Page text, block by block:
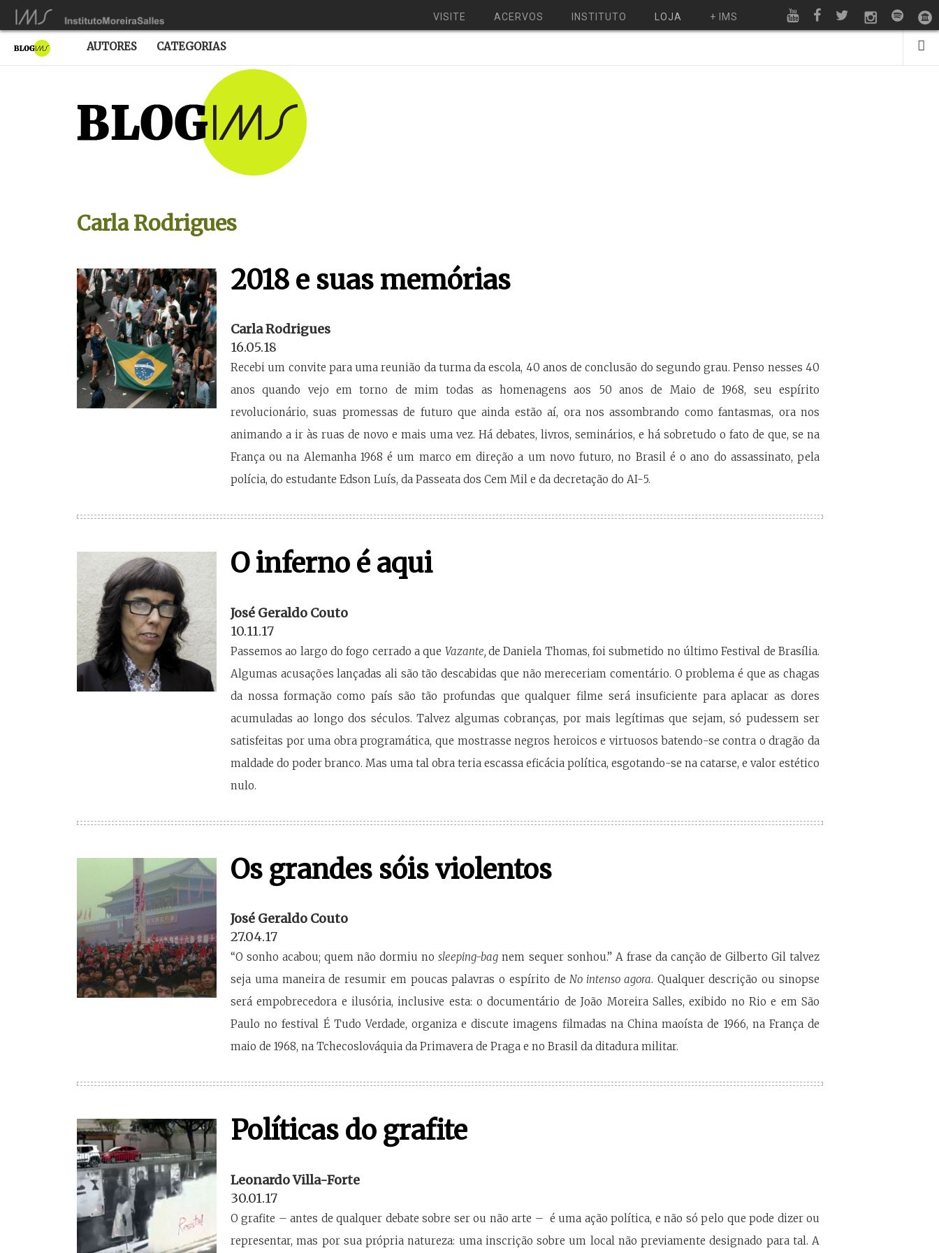
VISITE ACERVOS INSTITUTO LOJA + IMS
AUTORES CATEGORIAS
Carla Rodrigues
2018 e suas memórias
Carla Rodrigues
16.05.18
Recebi um convite para uma reunião da turma da escola, 40 anos de conclusão do segundo grau. Penso nesses 40
anos quando vejo em torno de mim todas as homenagens aos 50 anos de Maio de 1968, seu espírito
revolucionário, suas promessas de futuro que ainda estão aí, ora nos assombrando como fantasmas, ora nos
animando a ir às ruas de novo e mais uma vez. Há debates, livros, seminários, e há sobretudo o fato de que, se na
França ou na Alemanha 1968 é um marco em direção a um novo futuro, no Brasil é o ano do assassinato, pela
polícia, do estudante Edson Luís, da Passeata dos Cem Mil e da decretação do AI-5.
O inferno é aqui
José Geraldo Couto
10.11.17
Passemos ao largo do fogo cerrado a que Vazante,de Daniela Thomas, foi submetido no último Festival de Brasília.
Algumas acusações lançadas ali são tão descabidas que não mereceriam comentário. O problema é que as chagas
da nossa formação como país são tão profundas que qualquer filme será insuficiente para aplacar as dores
acumuladas ao longo dos séculos. Talvez algumas cobranças, por mais legítimas que sejam, só pudessem ser
satisfeitas por uma obra programática, que mostrasse negros heroicos e virtuosos batendo-se contra o dragão da
maldade do poder branco. Mas uma tal obra teria escassa eficácia política, esgotando-se na catarse, e valor estético
nulo.
Os grandes sóis violentos
José Geraldo Couto
27.04.17
“O sonho acabou; quem não dormiu nosleeping-bag nem sequer sonhou.” A frase da canção de Gilberto Gil talvez
seja uma maneira de resumir em poucas palavras o espírito deNo intenso agora. Qualquer descrição ou sinopse
será empobrecedora e ilusória, inclusive esta: o documentário de João Moreira Salles, exibido no Rio e em São
Paulo no festival É Tudo Verdade, organiza e discute imagens filmadas na China maoísta de 1966, na França de
maio de 1968, na Tchecoslováquia da Primavera de Praga e no Brasil da ditadura militar.
Políticas do grafite
Leonardo Villa-Forte
30.01.17
O grafite – antes de qualquer debate sobre ser ou não arte – é uma ação política, e não só pelo que pode dizer ou
representar, mas por sua própria natureza: uma inscrição sobre um local não previamente designado para tal. A